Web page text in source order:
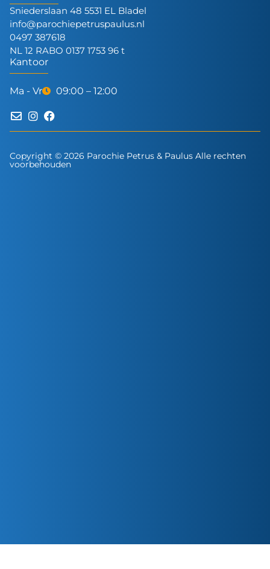
Sniederslaan 48 5531 EL Bladel
info@parochiepetruspaulus.nl
0497 387618
NL 12 RABO 0137 1753 96 t
Kantoor
Ma - Vr 09:00 – 12:00
Copyright © 2026 Parochie Petrus & Paulus Alle rechten
voorbehouden